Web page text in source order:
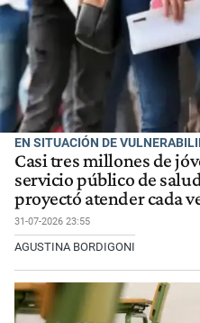
EN SITUACIÓN DE
Casi tres millones de
servicio público de
proyectó atender cada
31-07-2026 23:55
AGUSTINA BORDIGONI